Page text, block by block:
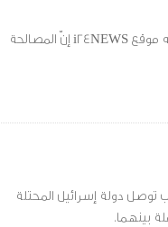
صرّح وزير الاستخبارات الإسرائيلي إيلي كوهين في لقاء أجراه معه موقع i24NEWS إنّ المصالحة
دونالد ترامب توصل دولة إسرائيل المحتلة
بينهما.